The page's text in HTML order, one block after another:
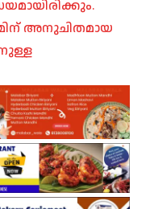
അനുചിതമായ